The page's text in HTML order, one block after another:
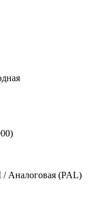
Аналоговая (PAL)